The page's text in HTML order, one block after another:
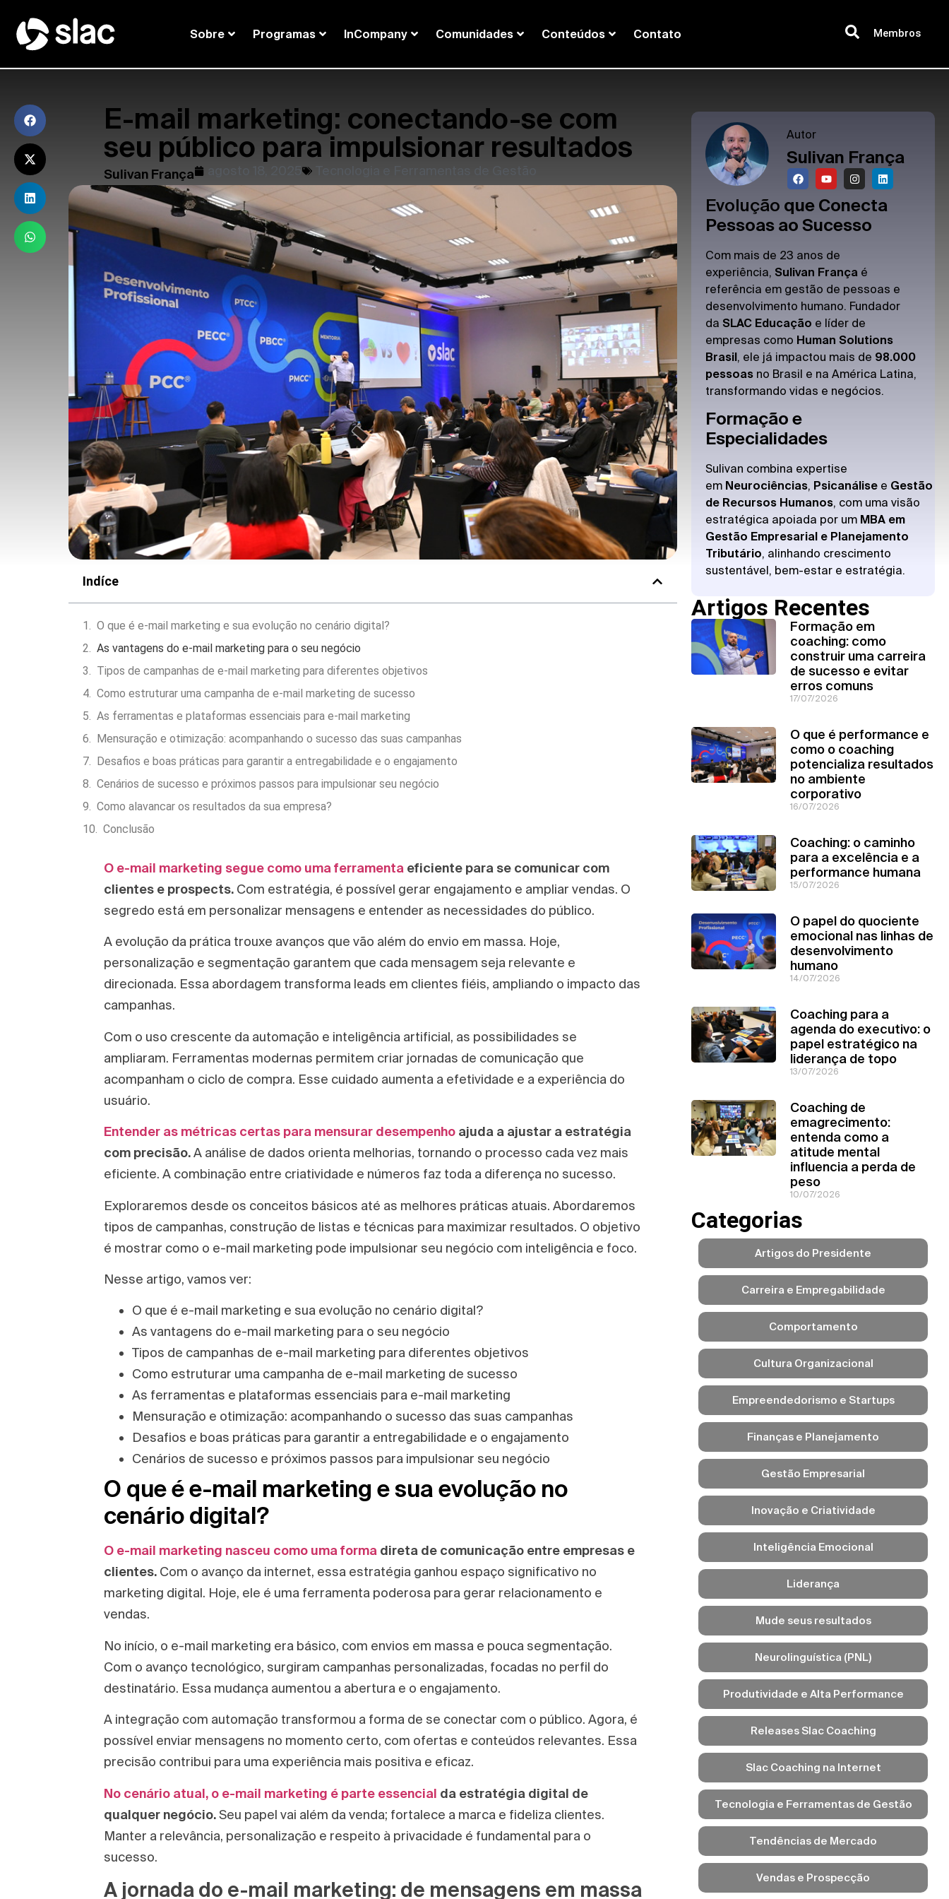
Sobre Programas InCompany Comunidades Conteúdos Contato Membros
E-mail marketing: conectando-se com
seu público para impulsionar resultados
Sulivan França
Indíce
O que é e-mail marketing e sua evolução no cenário digital?
As vantagens do e-mail marketing para o seu negócio
Tipos de campanhas de e-mail marketing para diferentes objetivos
Como estruturar uma campanha de e-mail marketing de sucesso
As ferramentas e plataformas essenciais para e-mail marketing
Mensuração e otimização: acompanhando o sucesso das suas campanhas
Desafios e boas práticas para garantir a entregabilidade e o engajamento
Cenários de sucesso e próximos passos para impulsionar seu negócio
Como alavancar os resultados da sua empresa?
Conclusão
O e-mail marketing segue como uma ferramenta eficiente para se comunicar com
clientes e prospects. Com estratégia, é possível gerar engajamento e ampliar vendas. O
segredo está em personalizar mensagens e entender as necessidades do público.
A evolução da prática trouxe avanços que vão além do envio em massa. Hoje,
personalização e segmentação garantem que cada mensagem seja relevante e
direcionada. Essa abordagem transforma leads em clientes fiéis, ampliando o impacto das
campanhas.
Com o uso crescente da automação e inteligência artificial, as possibilidades se
ampliaram. Ferramentas modernas permitem criar jornadas de comunicação que
acompanham o ciclo de compra. Esse cuidado aumenta a efetividade e a experiência do
usuário.
Entender as métricas certas para mensurar desempenhoajuda a ajustar a estratégia
com precisão.A análise de dados orienta melhorias, tornando o processo cada vez mais
eficiente. A combinação entre criatividade e números faz toda a diferença no sucesso.
Exploraremos desde os conceitos básicos até as melhores práticas atuais. Abordaremos
tipos de campanhas, construção de listas e técnicas para maximizar resultados. O objetivo
é mostrar como o e-mail marketing pode impulsionar seu negócio com inteligência e foco.
Nesse artigo, vamos ver:
O que é e-mail marketing e sua evolução no cenário digital?
As vantagens do e-mail marketing para o seu negócio
Tipos de campanhas de e-mail marketing para diferentes objetivos
Como estruturar uma campanha de e-mail marketing de sucesso
As ferramentas e plataformas essenciais para e-mail marketing
Mensuração e otimização: acompanhando o sucesso das suas campanhas
Desafios e boas práticas para garantir a entregabilidade e o engajamento
Cenários de sucesso e próximos passos para impulsionar seu negócio
O que é e-mail marketing e sua evolução no
cenário digital?
O e-mail marketing nasceu como uma formadireta de comunicação entre empresas e
clientes.Com o avanço da internet, essa estratégia ganhou espaço significativo no
marketing digital. Hoje, ele é uma ferramenta poderosa para gerar relacionamento e
vendas.
No início, o e-mail marketing era básico, com envios em massa e pouca segmentação.
Com o avanço tecnológico, surgiram campanhas personalizadas, focadas no perfil do
destinatário. Essa mudança aumentou a abertura e o engajamento.
A integração com automação transformou a forma de se conectar com o público. Agora, é
possível enviar mensagens no momento certo, com ofertas e conteúdos relevantes. Essa
precisão contribui para uma experiência mais positiva e eficaz.
No cenário atual, o e-mail marketing é parte essencial da estratégia digital de
qualquer negócio.Seu papel vai além da venda; fortalece a marca e fideliza clientes.
Manter a relevância, personalização e respeito à privacidade é fundamental para o
sucesso.
A jornada do e-mail marketing: de mensagens em massa
Autor
Sulivan França
Evolução que Conecta
Pessoas ao Sucesso
Com mais de 23 anos de
experiência,Sulivan França é
referência em gestão de pessoas e
desenvolvimento humano. Fundador
daSLAC Educação e líder de
empresas como Human Solutions
Brasil, ele já impactou mais de 98.000
pessoas no Brasil e na América Latina,
transformando vidas e negócios.
Formação e
Especialidades
Sulivan combina expertise
em Neurociências, Psicanálise e Gestão
de Recursos Humanos, com uma visão
estratégica apoiada por um MBA em
Gestão Empresarial e Planejamento
Tributário, alinhando crescimento
sustentável, bem-estar e estratégia.
Artigos Recentes
Formação em
coaching: como
construir uma carreira
de sucesso e evitar
erros comuns
17/07/2026
O que é performance e
como o coaching
potencializa resultados
no ambiente
corporativo
16/07/2026
Coaching: o caminho
para a excelência e a
performance humana
15/07/2026
O papel do quociente
emocional nas linhas de
desenvolvimento
humano
14/07/2026
Coaching para a
agenda do executivo: o
papel estratégico na
liderança de topo
13/07/2026
Coaching de
emagrecimento:
entenda como a
atitude mental
influencia a perda de
peso
10/07/2026
Categorias
Artigos do Presidente
Carreira e Empregabilidade
Comportamento
Cultura Organizacional
Empreendedorismo e Startups
Finanças e Planejamento
Gestão Empresarial
Inovação e Criatividade
Inteligência Emocional
Liderança
Mude seus resultados
Neurolinguística (PNL)
Produtividade e Alta Performance
Releases Slac Coaching
Slac Coaching na Internet
Tecnologia e Ferramentas de Gestão
Tendências de Mercado
Vendas e Prospecção